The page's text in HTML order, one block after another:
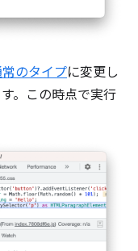
のタイプに変更し
。この時点で実行